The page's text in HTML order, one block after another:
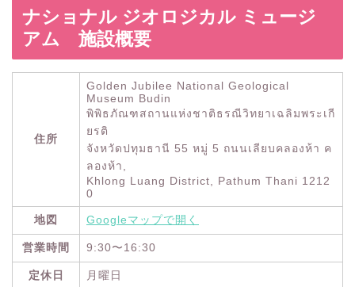
ナショナル ジオロジカル ミュージ
アム 施設概要
住所
Golden Jubilee National Geological
Museum Budin
พิพิธภัณฑสถานแห่งชาติธรณีวิทยาเฉลิมพระเกี
ยรติ
จังหวัดปทุมธานี 55 หมู่ 5 ถนนเลียบคลองห้า ค
ลองห้า,
Khlong Luang District, Pathum Thani 1212
0
地図 Googleマップで開く
営業時間 9:30〜16:30
定休日 月曜日